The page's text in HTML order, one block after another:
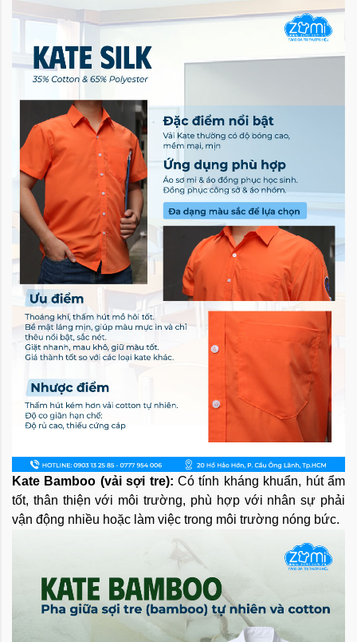
Kate Bamboo (vải sợi tre): Có tính kháng khuẩn, hút ẩm
tốt, thân thiện với môi trường, phù hợp với nhân sự phải
vận động nhiều hoặc làm việc trong môi trường nóng bức.